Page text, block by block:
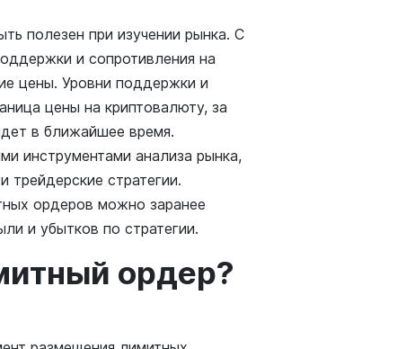
полезен при изучении рынка. С
и сопротивления на
цены. Уровни поддержки и
цены на криптовалюту, за
в ближайшее время.
инструментами анализа рынка,
трейдерские стратегии.
ордеров можно заранее
и убытков по стратегии.
ордер?